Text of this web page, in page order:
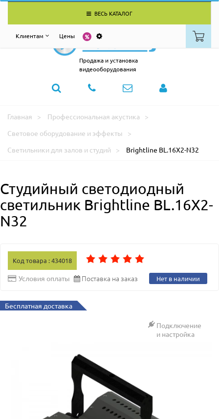
ВЕСЬ КАТАЛОГ
Клиентам Цены
Продажа и установка
видеооборудования
Главная
Профессиональная акустика
Световое оборудование и эффекты
Светильники для залов и студий
Brightline BL.16X2-N32
Студийный светодиодный
светильник Brightline BL.16X2-
N32
Код товара : 434018
Условия оплаты Поставка на заказ Нет в наличии
Бесплатная доставка
Подключение
и настройка